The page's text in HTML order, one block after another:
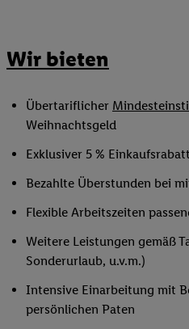
Wir bieten
Übertariflicher
Weihnachtsgeld
Exklusiver 5 %
Bezahlte Überstunden bei
Flexible Arbeitszeiten
Weitere Leistungen gemäß
Sonderurlaub, u.v.m.)
Intensive Einarbeitung mit
persönlichen Paten